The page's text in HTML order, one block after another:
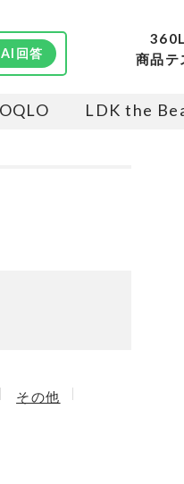
AI回答
商品テ
LDK the
その他